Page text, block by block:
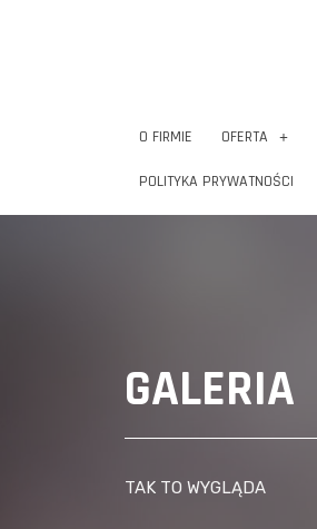
O FIRMIE OFERTA
POLITYKA PRYWATNOŚCI
GALERIA
TAK TO WYGLĄDA